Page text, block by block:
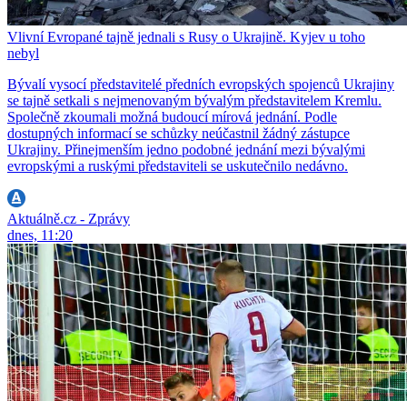
Vlivní Evropané tajně jednali s Rusy o Ukrajině. Kyjev u toho
nebyl
Bývalí vysocí představitelé předních evropských spojenců Ukrajiny
se tajně setkali s nejmenovaným bývalým představitelem Kremlu.
Společně zkoumali možná budoucí mírová jednání. Podle
dostupných informací se schůzky neúčastnil žádný zástupce
Ukrajiny. Přinejmenším jedno podobné jednání mezi bývalými
evropskými a ruskými představiteli se uskutečnilo nedávno.
Aktuálně.cz - Zprávy
dnes, 11:20